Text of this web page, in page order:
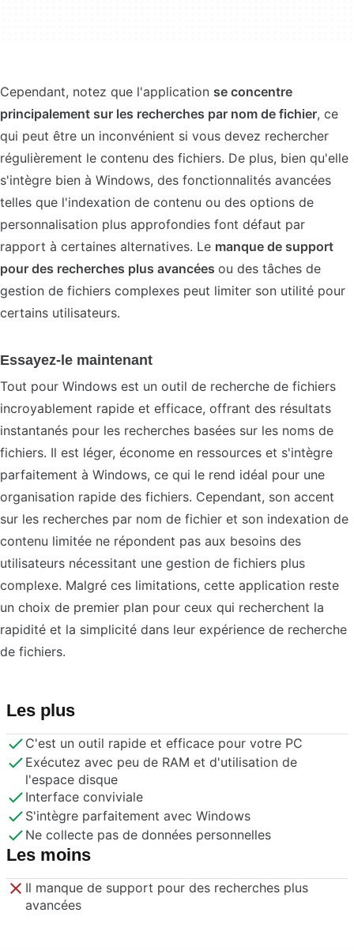
Cependant, notez que l'application se concentre
principalement sur les recherches par nom de fichier, ce
qui peut être un inconvénient si vous devez rechercher
régulièrement le contenu des fichiers. De plus, bien qu'elle
s'intègre bien à Windows, des fonctionnalités avancées
telles que l'indexation de contenu ou des options de
personnalisation plus approfondies font défaut par
rapport à certaines alternatives. Le manque de support
pour des recherches plus avancées ou des tâches de
gestion de fichiers complexes peut limiter son utilité pour
certains utilisateurs.
Essayez-le maintenant
Tout pour Windows est un outil de recherche de fichiers
incroyablement rapide et efficace, offrant des résultats
instantanés pour les recherches basées sur les noms de
fichiers. Il est léger, économe en ressources et s'intègre
parfaitement à Windows, ce qui le rend idéal pour une
organisation rapide des fichiers. Cependant, son accent
sur les recherches par nom de fichier et son indexation de
contenu limitée ne répondent pas aux besoins des
utilisateurs nécessitant une gestion de fichiers plus
complexe. Malgré ces limitations, cette application reste
un choix de premier plan pour ceux qui recherchent la
rapidité et la simplicité dans leur expérience de recherche
de fichiers.
Les plus
C'est un outil rapide et efficace pour votre PC
Exécutez avec peu de RAM et d'utilisation de
l'espace disque
Interface conviviale
S'intègre parfaitement avec Windows
Ne collecte pas de données personnelles
Les moins
Il manque de support pour des recherches plus
avancées